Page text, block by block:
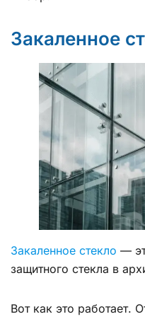
Закаленное
Закаленное стекло —
защитного стекла в
Вот как это работает.